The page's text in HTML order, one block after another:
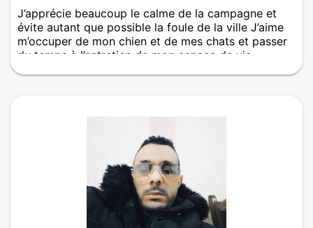
J’apprécie beaucoup le calme de la campagne et
évite autant que possible la foule de la ville J’aime
m’occuper de mon chien et de mes chats et passer
du temps à l’entretien de mon espace de vie